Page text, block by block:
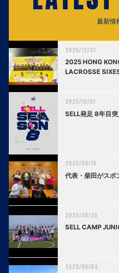
最新情
2025/12/31
2025 HONG
LACROSSE
2025/10/01
SELL発足 8年目突
2025/09/10
代表・柴田がスポ
2025/08/30
SELL CAMP
2025/08/04